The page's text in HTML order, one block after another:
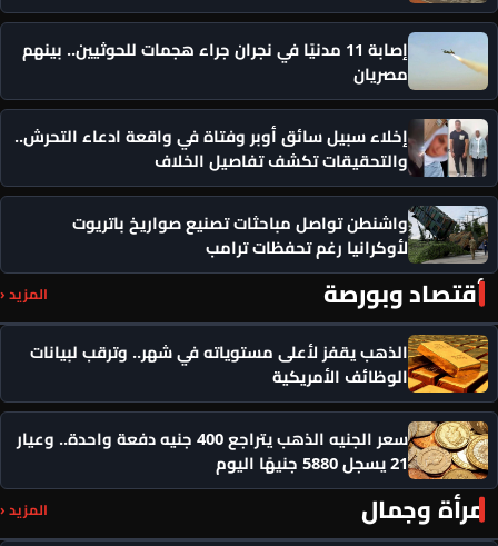
إصابة 11 مدنيًا في نجران جراء هجمات للحوثيين.. بينهم
مصريان
إخلاء سبيل سائق أوبر وفتاة في واقعة ادعاء التحرش..
والتحقيقات تكشف تفاصيل الخلاف
واشنطن تواصل مباحثات تصنيع صواريخ باتريوت
لأوكرانيا رغم تحفظات ترامب
أقتصاد وبورصة المزيد ‹
الذهب يقفز لأعلى مستوياته في شهر.. وترقب لبيانات
الوظائف الأمريكية
سعر الجنيه الذهب يتراجع 400 جنيه دفعة واحدة.. وعيار
21 يسجل 5880 جنيهًا اليوم
مرأة وجمال المزيد ‹